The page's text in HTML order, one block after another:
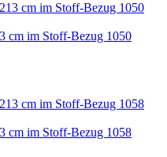
cm im Stoff-Bezug 1050
cm im Stoff-Bezug 1058